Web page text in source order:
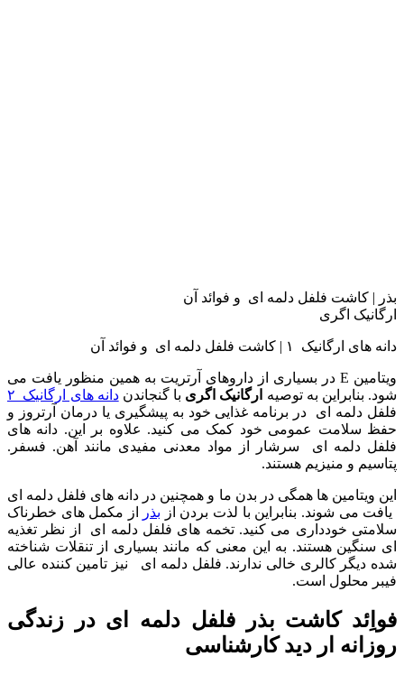
بذر | کاشت فلفل دلمه ای و فوائد آن
ارگانیک اگری
دانه های ارگانیک ۱ | کاشت فلفل دلمه ای و فوائد آن
ویتامین E در بسیاری از داروهای آرتریت به همین منظور یافت می
شود. بنابراین به توصیه ارگانیک اگری با گنجاندندانه های ارگانیک ۲
فلفل دلمه ای در برنامه غذایی خود به پیشگیری یا درمان آرتروز و
حفظ سلامت عمومی خود کمک می کنید. علاوه بر این. دانه های
فلفل دلمه ای سرشار از مواد معدنی مفیدی مانند آهن. فسفر.
پتاسیم و منیزیم هستند.
این ویتامین ها همگی در بدن ما و همچنین در دانه های فلفل دلمه ای
یافت می شوند. بنابراین با لذت بردن از بذر
از مکمل های خطرناک
سلامتی خودداری می کنید. تخمه های فلفل دلمه ای از نظر تغذیه
ای سنگین هستند. به این معنی که مانند بسیاری از تنقلات شناخته
شده دیگر کالری خالی ندارند. فلفل دلمه ای نیز تامین کننده عالی
فیبر محلول است.
فواِئد کاشت بذر فلفل دلمه ای در زندگی
روزانه ار دید کارشناسی